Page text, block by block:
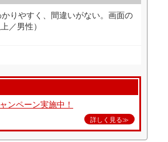
りやすく、間違いがない。画面の
／男性）
ンペーン実施中！
詳しく見る≫